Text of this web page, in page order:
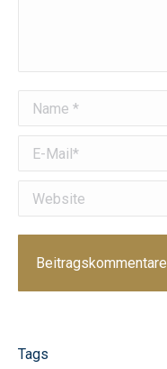
Name *
E-Mail *
Website
Beitragskommentare
Tags